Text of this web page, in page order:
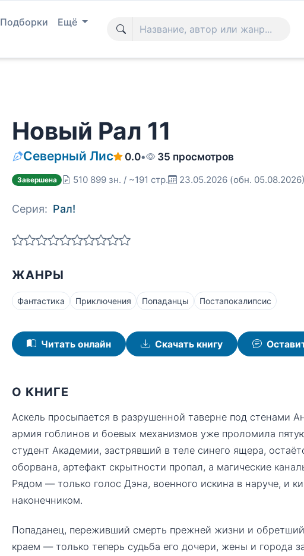
Подборки Ещё
Новый Рал 11
Северный Лис 0.0• 35 просмотров
Завершена 510 899 зн. / ~191 стр. 23.05.2026 (обн. 05.08.2026)
Серия: Рал!
ЖАНРЫ
Фантастика Приключения Попаданцы Постапокалипсис
Читать онлайн Скачать книгу
О КНИГЕ
Аскель просыпается в разрушенной таверне под стенами
армия гоблинов и боевых механизмов уже проломила
студент Академии, застрявший в теле синего ящера,
оборвана, артефакт скрытности пропал, а магические
Рядом — только голос Дэна, военного искина в наруче, и
наконечником.
Попаданец, переживший смерть прежней жизни и
краем — только теперь судьба его дочери, жены и города